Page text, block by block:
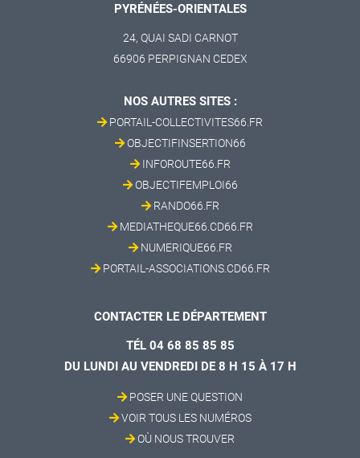
PYRÉNÉES-ORIENTALES
24, QUAI SADI CARNOT
66906 PERPIGNAN CEDEX
NOS AUTRES SITES :
PORTAIL-COLLECTIVITES66.FR
OBJECTIFINSERTION66
INFOROUTE66.FR
OBJECTIFEMPLOI66
RANDO66.FR
MEDIATHEQUE66.CD66.FR
NUMERIQUE66.FR
PORTAIL-ASSOCIATIONS.CD66.FR
CONTACTER LE DÉPARTEMENT
TÉL 04 68 85 85 85
DU LUNDI AU VENDREDI DE 8 H 15 À 17 H
POSER UNE QUESTION
VOIR TOUS LES NUMÉROS
OÙ NOUS TROUVER